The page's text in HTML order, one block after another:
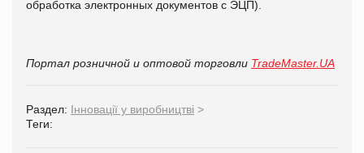
обработка электронных документов с ЭЦП).
Портал розничной и оптовой торговли TradeMaster.UA
Раздел: Інновації у виробництві >
Теги: